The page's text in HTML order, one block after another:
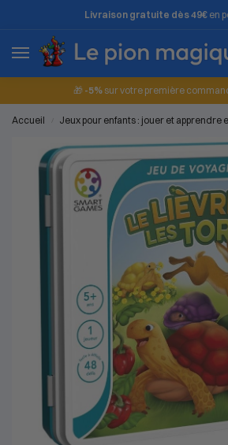
Livraison gratuite dès 49€ en
🎁 -5% sur votre première
Accueil Jeux pour enfants : jouer et apprendre